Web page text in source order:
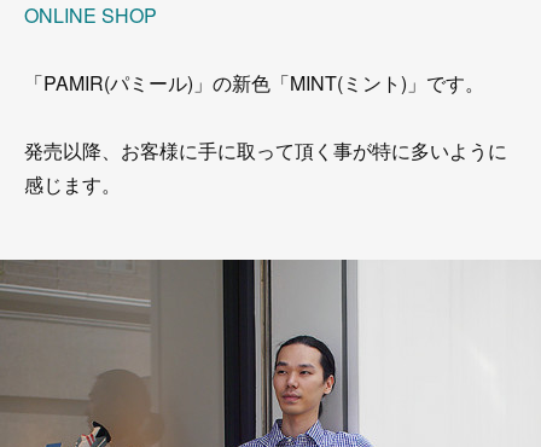
ONLINE SHOP
「PAMIR(パミール)」の新色「MINT(ミント)」です。
発売以降、お客様に手に取って頂く事が特に多いように
感じます。